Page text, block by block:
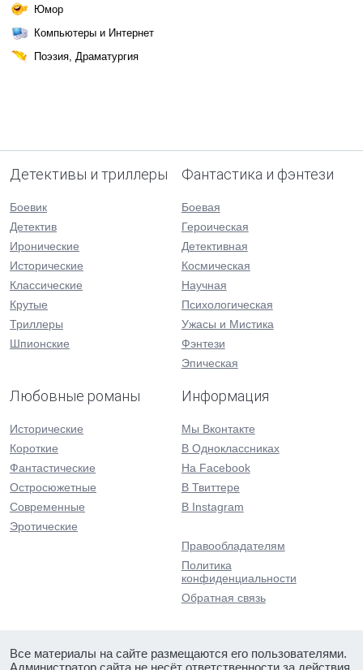
Юмор
Компьютеры и Интернет
Поэзия, Драматургия
Детективы и триллеры
Боевик
Детектив
Иронические
Исторические
Классические
Крутые
Триллеры
Шпионские
Фантастика и фэнтези
Боевая
Героическая
Детективная
Космическая
Научная
Психологическая
Ужасы и Мистика
Фэнтези
Эпическая
Любовные романы
Исторические
Короткие
Фантастические
Остросюжетные
Современные
Эротические
Информация
Мы Вконтакте
В Одноклассниках
На Facebook
В Твиттере
В Instagram
Правообладателям
Политика
конфиденциальности
Обратная связь
Все материалы на сайте размещаются его пользователями.
Администратор сайта не несёт ответственности за действия